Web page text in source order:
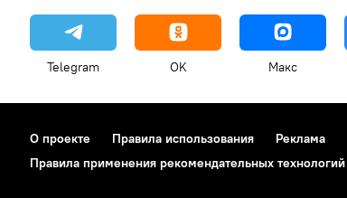
Telegram OK Макс
О проекте Правила использования Реклама
Правила применения рекомендательных технологий